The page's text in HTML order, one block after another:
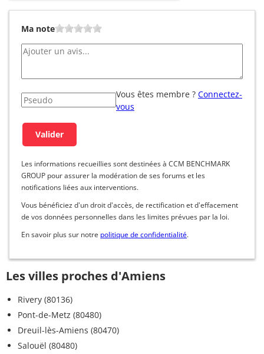
Ma note
Vous êtes membre ? Connectez-
vous
Les informations recueillies sont destinées à CCM BENCHMARK
GROUP pour assurer la modération de ses forums et les
notifications liées aux interventions.
Vous bénéficiez d'un droit d'accès, de rectification et d'effacement
de vos données personnelles dans les limites prévues par la loi.
En savoir plus sur notre politique de confidentialité.
Les villes proches d'Amiens
Rivery (80136)
Pont-de-Metz (80480)
Dreuil-lès-Amiens (80470)
Salouël (80480)